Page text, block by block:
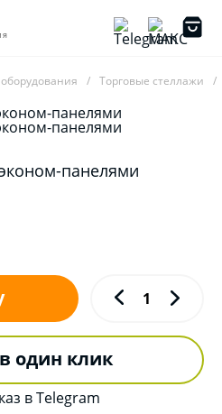
оборудования Торговые стеллажи
панелями
один клик
в Telegram